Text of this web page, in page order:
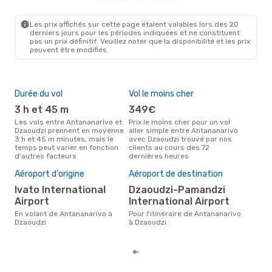
Les prix affichés sur cette page étaient valables lors des 20
derniers jours pour les périodes indiquées et ne constituent
pas un prix définitif. Veuillez noter que la disponibilité et les prix
peuvent être modifiés.
Durée du vol
3 h et 45 m
Les vols entre Antananarivo et
Dzaoudzi prennent en moyenne
3 h et 45 m minutes, mais le
temps peut varier en fonction
d'autres facteurs
Vol le moins cher
349€
Prix le moins cher pour un vol
aller simple entre Antananarivo
avec Dzaoudzi trouvé par nos
clients au cours des 72
dernières heures
Aéroport d'origine
Airport
En volant de Antananarivo à
Dzaoudzi
Aéroport de destination
Dzaoudzi-Pamandzi
International Airport
Pour l'itinéraire de Antananarivo
à Dzaoudzi